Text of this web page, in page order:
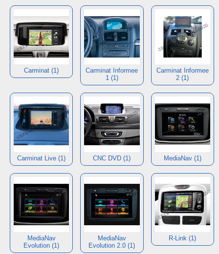
Carminat (1)
Carminat Informee
1 (1)
Carminat Informee
2 (1)
Carminat Live (1) CNC DVD (1) MediaNav (1)
MediaNav
Evolution (1)
MediaNav
Evolution 2.0 (1)
R-Link (1)